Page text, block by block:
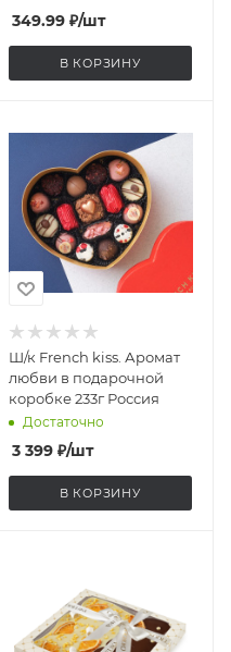
349.99₽/шт
В КОРЗИНУ
Ш/к French kiss. Аромат
любви в подарочной
коробке 233г Россия
Достаточно
3 399₽/шт
В КОРЗИНУ